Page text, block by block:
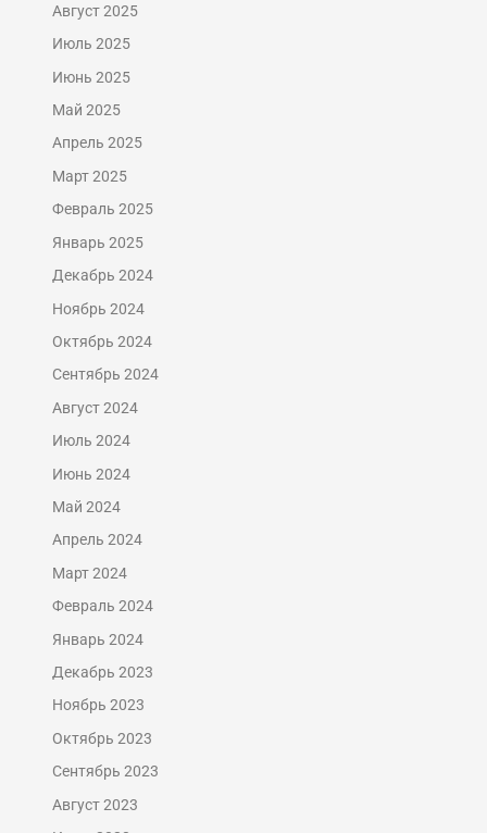
Август 2025
Июль 2025
Июнь 2025
Май 2025
Апрель 2025
Март 2025
Февраль 2025
Январь 2025
Декабрь 2024
Ноябрь 2024
Октябрь 2024
Сентябрь 2024
Август 2024
Июль 2024
Июнь 2024
Май 2024
Апрель 2024
Март 2024
Февраль 2024
Январь 2024
Декабрь 2023
Ноябрь 2023
Октябрь 2023
Сентябрь 2023
Август 2023